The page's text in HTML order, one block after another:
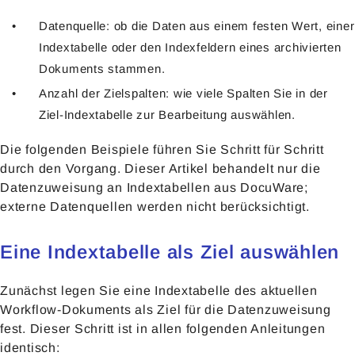
Datenquelle: ob die Daten aus einem festen Wert, einer
Indextabelle oder den Indexfeldern eines archivierten
Dokuments stammen.
Anzahl der Zielspalten: wie viele Spalten Sie in der
Ziel-Indextabelle zur Bearbeitung auswählen.
Die folgenden Beispiele führen Sie Schritt für Schritt
durch den Vorgang. Dieser Artikel behandelt nur die
Datenzuweisung an Indextabellen aus DocuWare;
externe Datenquellen werden nicht berücksichtigt.
Eine Indextabelle als Ziel auswählen
Zunächst legen Sie eine Indextabelle des aktuellen
Workflow-Dokuments als Ziel für die Datenzuweisung
fest. Dieser Schritt ist in allen folgenden Anleitungen
identisch: